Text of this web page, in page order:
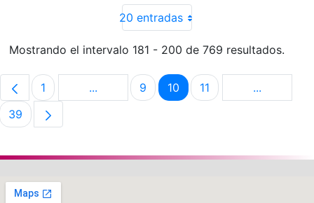
20 entradas
Mostrando el intervalo 181 - 200 de 769 resultados.
Página
1 ...Páginas intermedias Use TAB para
Página
9 Página
10 Página
11 ...Páginas
Página
39